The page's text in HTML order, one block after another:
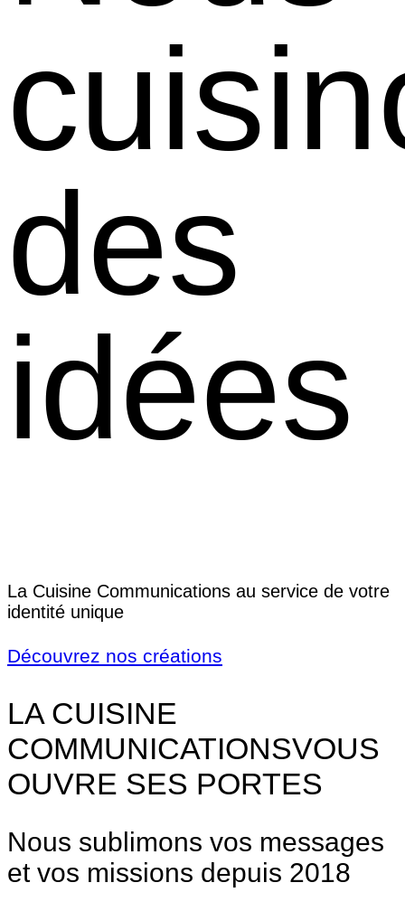
des
idées
La Cuisine Communications au service de votre
identité unique
Découvrez nos créations
LA CUISINE
COMMUNICATIONSVOUS
OUVRE SES PORTES
Nous sublimons vos messages
et vos missions depuis 2018